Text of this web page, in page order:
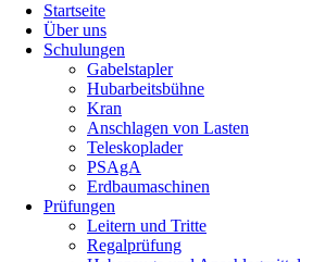
Startseite
Über uns
Schulungen
Gabelstapler
Hubarbeitsbühne
Kran
Anschlagen von Lasten
Teleskoplader
PSAgA
Erdbaumaschinen
Prüfungen
Leitern und Tritte
Regalprüfung